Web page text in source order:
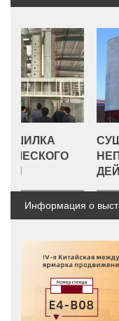
ДЕЙСТВИЯ
Информация о